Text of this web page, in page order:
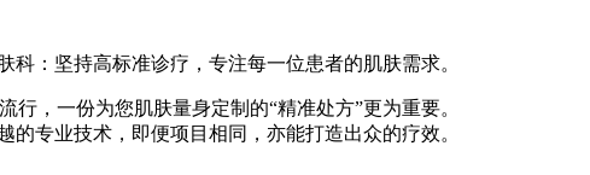
科：坚持高标准诊疗，专注每一位患者的肌肤需求。
行，一份为您肌肤量身定制的“精准处方”更为重要。
的专业技术，即便项目相同，亦能打造出众的疗效。